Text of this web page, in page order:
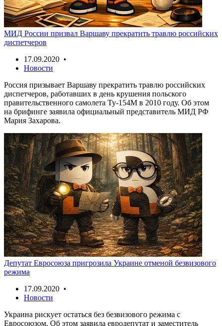
МИД России призвал Варшаву прекратить травлю российских
диспетчеров
17.09.2020 •
Новости
Россия призывает Варшаву прекратить травлю российских
диспетчеров, работавших в день крушения польского
правительственного самолета Ту-154М в 2010 году. Об этом
на брифинге заявила официальный представитель МИД РФ
Мария Захарова.
Депутат Евросоюза пригрозила Украине отменой безвизового
режима
17.09.2020 •
Новости
Украина рискует остаться без безвизового режима с
Евросоюзом. Об этом заявила евродепутат и заместитель